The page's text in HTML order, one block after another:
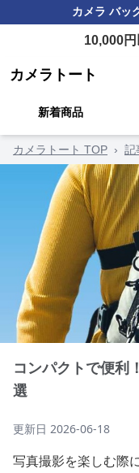
カメラ バッ
10,000円
カメラトート
新着商品
カメラトート TOP › 記
コンパクトで便利
選
更新日 2026-06-18
写真撮影を楽しむ際